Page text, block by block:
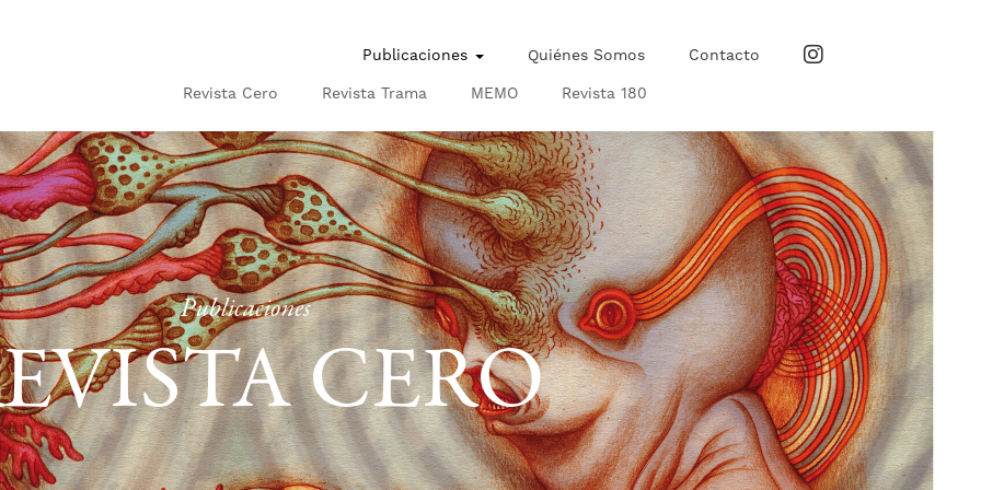
Publicaciones Quiénes Somos
Contacto
Revista Cero
Revista Trama MEMO Revista 180
Publicaciones
CERO